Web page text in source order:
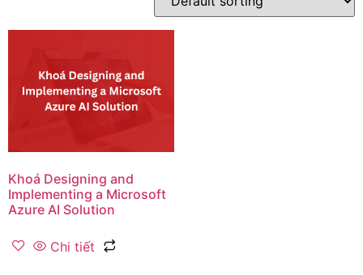
Khoá Designing and
Implementing a Microsoft
Azure AI Solution
Chi tiết